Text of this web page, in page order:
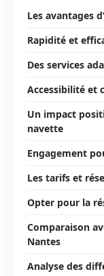
Les avantages
Rapidité et
Des services
Accessibilité et
Un impact
navette
Engagement
Les tarifs et
Opter pour la
Comparaison
Nantes
Analyse des